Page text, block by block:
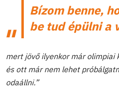
Bízom benne,
be tud épülni a
mert jövő ilyenkor már olimpiai
és ott már nem lehet
odaállni.”